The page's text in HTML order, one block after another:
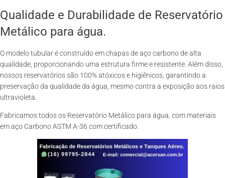
Qualidade e Durabilidade de Reservatório
Metálico para água.
O modelo tubular é construído em chapas de aço carbono de alta
qualidade, proporcionando uma estrutura firme e resistente. Além disso,
nossos reservatórios são 100% atóxicos e higiênicos, garantindo a
preservação da qualidade da água, mesmo contra a exposição aos raios
ultravioleta.
Fabricamos todos os Reservatório Metálico para água, com materiais
em aço Carbono ASTM A-36 com certificado.